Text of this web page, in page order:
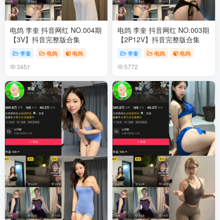
电鸽 李奎 抖音网红 NO.004期
【3V】抖音完整版合集
李奎 电鸽 电鸽
3451
电鸽 李奎 抖音网红 NO.003期
【2P12V】抖音完整版合集
李奎 电鸽 电鸽
5772